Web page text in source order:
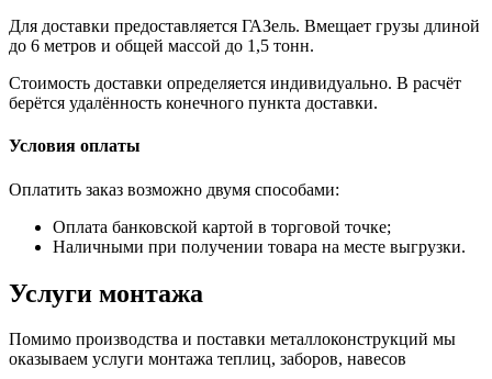
Для доставки предоставляется ГАЗель. Вмещает грузы длиной
до 6 метров и общей массой до 1,5 тонн.
Стоимость доставки определяется индивидуально. В расчёт
берётся удалённость конечного пункта доставки.
Условия оплаты
Оплатить заказ возможно двумя способами:
Оплата банковской картой в торговой точке;
Наличными при получении товара на месте выгрузки.
Услуги монтажа
Помимо производства и поставки металлоконструкций мы
оказываем услуги монтажа теплиц, заборов, навесов